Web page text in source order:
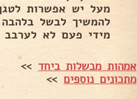
מעל יש אפשרות
להמשיך לבשל
מידי פעם לא לערבב
אמהות מבשלות ביחד >>
מתכונים נוספים>>